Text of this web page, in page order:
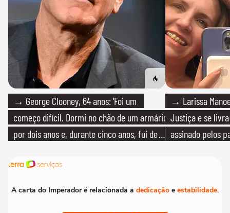
→ George Clooney, 64 anos: 'Foi um
começo difícil. Dormi no chão de um armário
por dois anos e, durante cinco anos, fui de
→ Larissa
Justiça e se
assinado pelos
A carta do Imperador é relacionada a dedicação e estabilidade.